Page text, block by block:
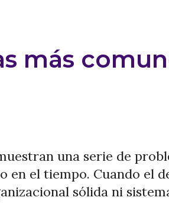
más
una serie de
el tiempo. Cuando el
sólida ni